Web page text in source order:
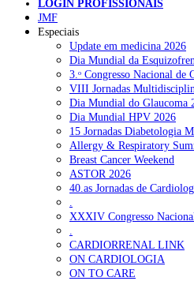
NOTÍCIAS RECENTES
Quase 11.900 jovens
nutricionista no primeiro mês 7
ULS de Coimbra estreia
apoio robótico em Portugal 7 de
Enfermeiros exigem
privada da ULS do Algarve
Ordem dos Médicos alerta para
a consultas e cirurgias 7 de
Portugal está a formar os
2026
LOGIN PROFISSIONAIS
JMF
Especiais
Update em medicina 2026
Dia Mundial da
3.ᵒ Congresso Nacional de
VIII Jornadas
Dia Mundial do Glaucoma
Dia Mundial HPV 2026
15 Jornadas Diabetologia
Allergy & Respiratory
Breast Cancer Weekend
ASTOR 2026
40.as Jornadas de
.
XXXIV Congresso
.
CARDIORRENAL LINK
ON CARDIOLOGIA
ON TO CARE